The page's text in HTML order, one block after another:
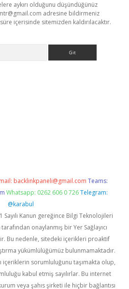
aykırı olduğunu düşündüğünüz
adresine bildirmeniz
içerisinde sitemizden kaldırılacaktır.
backlinkpaneli@gmail.com Teams:
Whatsapp: 0262 606 0 726 Telegram:
@karabul
Sayılı Kanun gereğince Bilgi Teknolojileri
onaylanmış bir Yer Sağlayıcı
Bu nedenle, sitedeki içerikleri proaktif
yükümlülüğümüz bulunmamaktadır.
içeriklerin sorumluluğunu taşımakta olup,
kabul etmiş sayılırlar. Bu internet
veya şahıs şirketi ile hiçbir bağlantısı